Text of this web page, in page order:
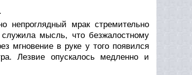
непроглядный мрак стремительно
мысль, что безжалостному
мгновение в руке у того появился
Лезвие опускалось медленно и